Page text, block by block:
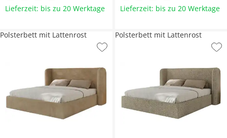
Lieferzeit: bis zu 20 Werktage Lieferzeit: bis zu 20 Werktage
Polsterbett mit Lattenrost Polsterbett mit Lattenrost